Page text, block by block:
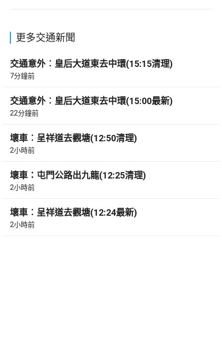
更多交通新聞
交通意外︰皇后大道東去中環(15:15清理)
7分鐘前
交通意外︰皇后大道東去中環(15:00最新)
22分鐘前
壞車︰呈祥道去觀塘(12:50清理)
2小時前
壞車：屯門公路出九龍(12:25清理)
2小時前
壞車︰呈祥道去觀塘(12:24最新)
2小時前